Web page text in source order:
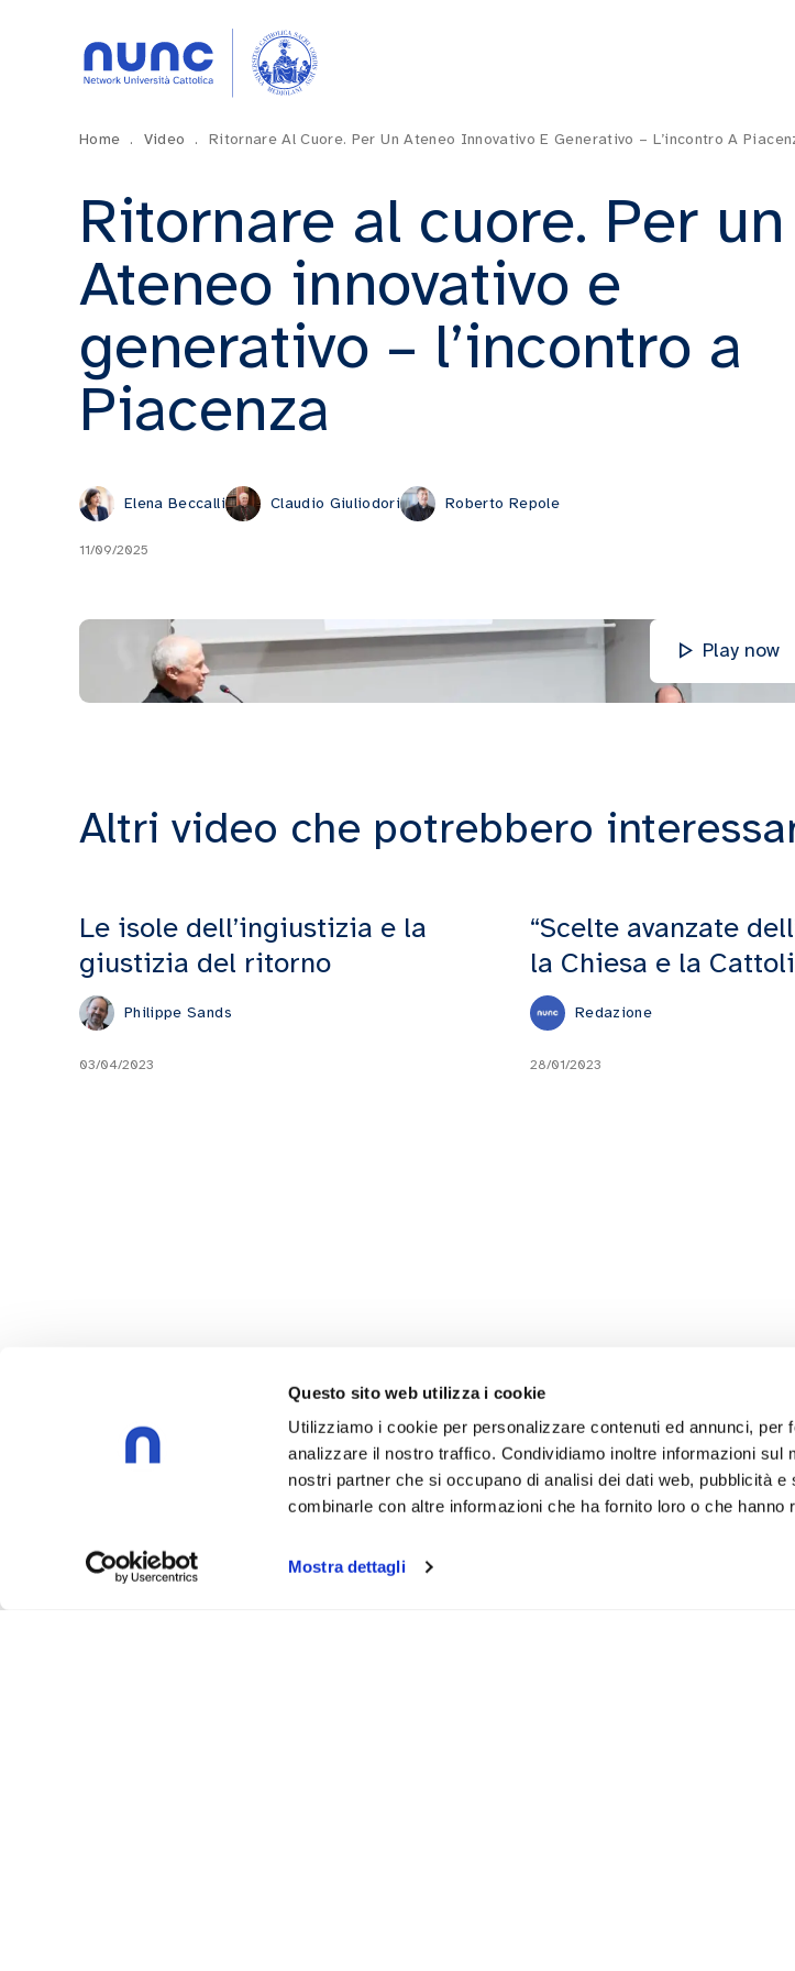
Questo sito web utilizza i cookie
Utilizziamo i cookie per personalizzare contenuti ed annunci, per
analizzare il nostro traffico. Condividiamo inoltre informazioni sul
nostri partner che si occupano di analisi dei dati web, pubblicità e
combinarle con altre informazioni che ha fornito loro o che
Mostra dettagli
Home . Video . Ritornare Al Cuore. Per Un Ateneo Innovativo E Generativo – L’incontro A
Ritornare al cuore. Per un
Ateneo innovativo e
generativo – l’incontro a
Piacenza
Elena Beccalli Claudio Giuliodori Roberto Repole
11/09/2025
Play now
Altri video che potrebbero
Le isole dell’ingiustizia e la
giustizia del ritorno
Philippe Sands
03/04/2023
“Scelte avanzate
la Chiesa e la
Redazione
28/01/2023